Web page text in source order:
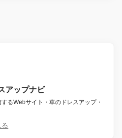
アップナビ
るWebサイト・車のドレスアップ・